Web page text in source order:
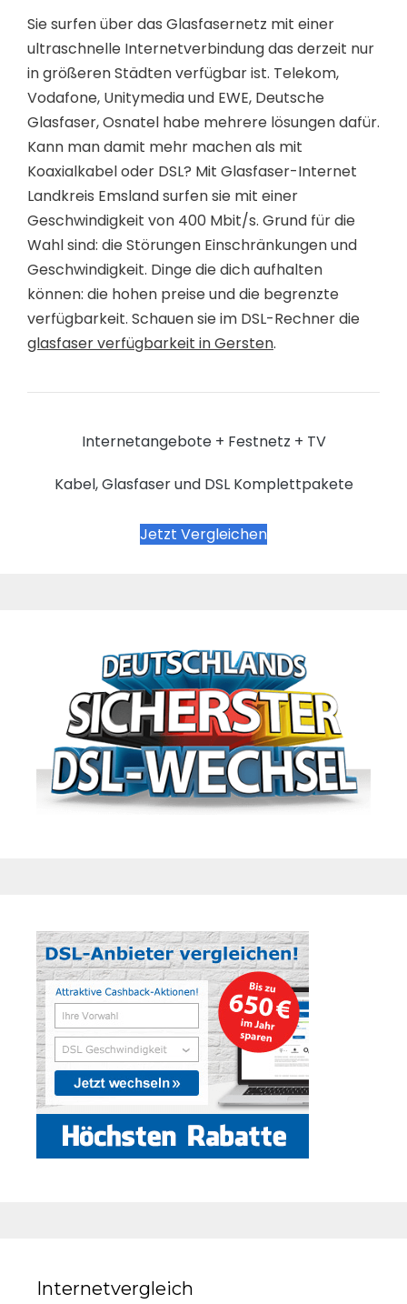
Sie surfen über das Glasfasernetz mit einer
ultraschnelle Internetverbindung das derzeit nur
in größeren Städten verfügbar ist. Telekom,
Vodafone, Unitymedia und EWE, Deutsche
Glasfaser, Osnatel habe mehrere lösungen dafür.
Kann man damit mehr machen als mit
Koaxialkabel oder DSL? Mit Glasfaser-Internet
Landkreis Emsland surfen sie mit einer
Geschwindigkeit von 400 Mbit/s. Grund für die
Wahl sind: die Störungen Einschränkungen und
Geschwindigkeit. Dinge die dich aufhalten
können: die hohen preise und die begrenzte
verfügbarkeit. Schauen sie im DSL-Rechner die
glasfaser verfügbarkeit in Gersten.
Internetangebote + Festnetz + TV
Kabel, Glasfaser und DSL Komplettpakete
Jetzt Vergleichen
Internetvergleich